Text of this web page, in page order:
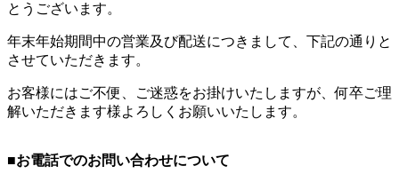
とうございます。
年末年始期間中の営業及び配送につきまして、下記の通りと
させていただきます。
お客様にはご不便、ご迷惑をお掛けいたしますが、何卒ご理
解いただきます様よろしくお願いいたします。
■お電話でのお問い合わせについて